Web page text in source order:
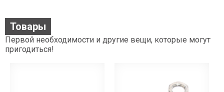
Товары
Первой необходимости и другие вещи, которые могут
пригодиться!